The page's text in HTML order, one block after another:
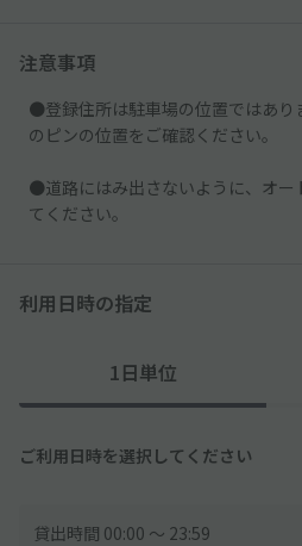
注意事項
●登録住所は駐車場の位置ではあり
のピンの位置をご確認ください。
●道路にはみ出さないように、オー
てください。
利用日時の指定
1日単位
ご利用日時を選択してください
貸出時間 00:00 〜 23:59